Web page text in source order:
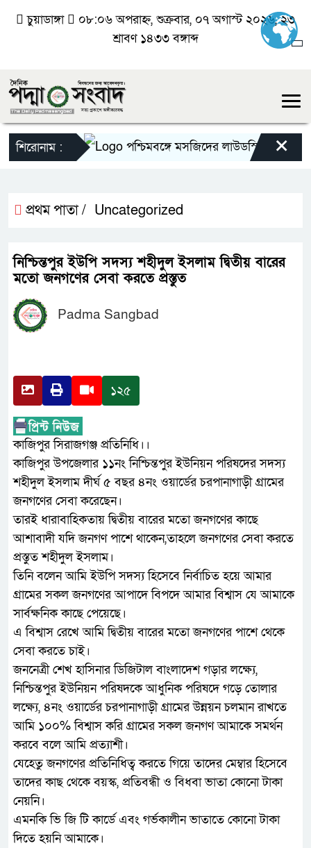
চুয়াডাঙ্গা
০৮:০৬ অপরাহ্ন, শুক্রবার, ০৭ অগাস্ট ২০২৬, ২৩
শ্রাবণ ১৪৩৩ বঙ্গাব্দ
শিরোনাম : পশ্চিমবঙ্গে মসজিদের লাউডস্পিকার×
প্রথম পাতা / Uncategorized
নিশ্চিন্তপুর ইউপি সদস্য শহীদুল ইসলাম দ্বিতীয় বারের
মতো জনগণের সেবা করতে প্রস্তুত
Padma Sangbad
১২৫
কাজিপুর সিরাজগঞ্জ প্রতিনিধি।।
কাজিপুর উপজেলার ১১নং নিশ্চিন্তপুর ইউনিয়ন পরিষদের সদস্য
শহীদুল ইসলাম দীর্ঘ ৫ বছর ৪নং ওয়ার্ডের চরপানাগাড়ী গ্রামের
জনগণের সেবা করেছেন।
তারই ধারাবাহিকতায় দ্বিতীয় বারের মতো জনগণের কাছে
আশাবাদী যদি জনগণ পাশে থাকেন,তাহলে জনগণের সেবা করতে
প্রস্তুত শহীদুল ইসলাম।
তিনি বলেন আমি ইউপি সদস্য হিসেবে নির্বাচিত হয়ে আমার
গ্রামের সকল জনগণের আপাদে বিপদে আমার বিশ্বাস যে আমাকে
সার্বক্ষনিক কাছে পেয়েছে।
এ বিশ্বাস রেখে আমি দ্বিতীয় বারের মতো জনগণের পাশে থেকে
সেবা করতে চাই।
জননেত্রী শেখ হাসিনার ডিজিটাল বাংলাদেশ গড়ার লক্ষ্যে,
নিশ্চিন্তপুর ইউনিয়ন পরিষদকে আধুনিক পরিষদে গড়ে তোলার
লক্ষ্যে, ৪নং ওয়ার্ডের চরপানাগাড়ী গ্রামের উন্নয়ন চলমান রাখতে
আমি ১০০% বিশ্বাস করি গ্রামের সকল জনগণ আমাকে সমর্থন
করবে বলে আমি প্রত্যাশী।
যেহেতু জনগণের প্রতিনিধিত্ব করতে গিয়ে তাদের মেম্বার হিসেবে
তাদের কাছ থেকে বয়স্ক, প্রতিবন্ধী ও বিধবা ভাতা কোনো টাকা
নেয়নি।
এমনকি ভি জি টি কার্ডে এবং গর্ভকালীন ভাতাতে কোনো টাকা
দিতে হয়নি আমাকে।